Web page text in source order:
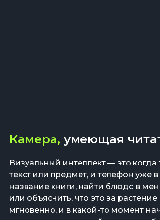
Камера,умеющая
Визуальный интеллект — это
текст или предмет, и телефон уже
название книги, найти блюдо в
или объяснить, что это за
мгновенно, и в какой-то момент